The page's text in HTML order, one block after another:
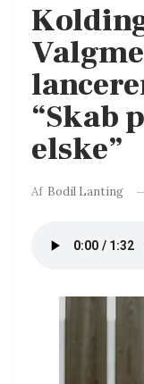
“Skab
elske”
Af Bodil Lanting